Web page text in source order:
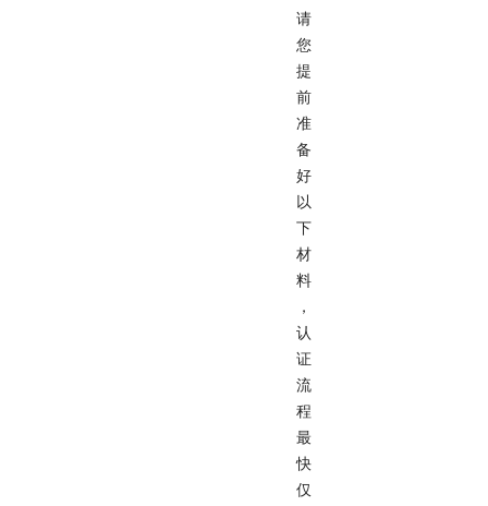
请
您
提
前
准
备
好
以
下
材
料
，
认
证
流
程
最
快
仅